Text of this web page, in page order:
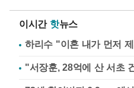
이시간 핫뉴스
하리수 "이혼 내가 먼저
"서장훈, 28억에 산 서초